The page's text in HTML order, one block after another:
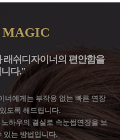
쉬디자이너의 편안함을
니다."
너에게는 부작용 없는 빠른 연장
도록 해드립니다.
하우의 결실로 속눈썹연장을 보
있는 방법입니다.